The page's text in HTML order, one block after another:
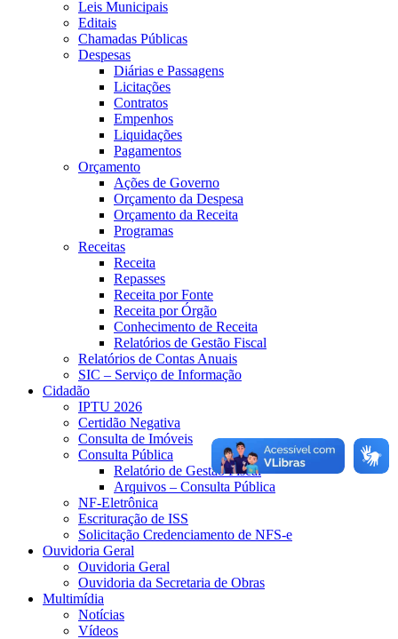
Leis Municipais
Editais
Chamadas Públicas
Despesas
Diárias e Passagens
Licitações
Contratos
Empenhos
Liquidações
Pagamentos
Orçamento
Ações de Governo
Orçamento da Despesa
Orçamento da Receita
Programas
Receitas
Receita
Repasses
Receita por Fonte
Receita por Órgão
Conhecimento de Receita
Relatórios de Gestão Fiscal
Relatórios de Contas Anuais
SIC – Serviço de Informação
Cidadão
IPTU 2026
Certidão Negativa
Consulta de Imóveis
Consulta Pública
Relatório de Gestão Fiscal
Arquivos – Consulta Pública
NF-Eletrônica
Escrituração de ISS
Solicitação Credenciamento de NFS-e
Ouvidoria Geral
Ouvidoria Geral
Ouvidoria da Secretaria de Obras
Multimídia
Notícias
Vídeos